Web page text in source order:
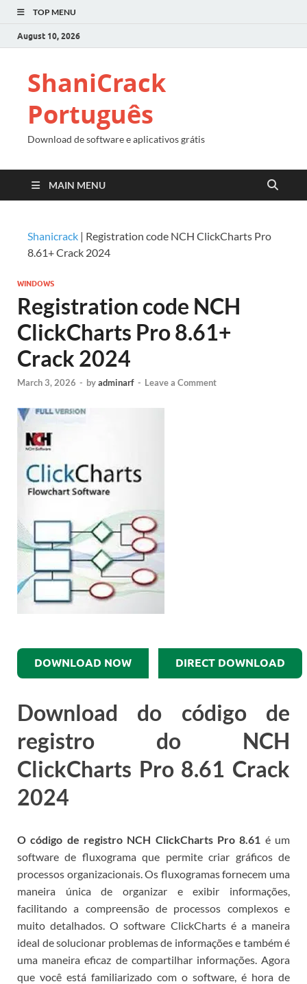
TOP MENU
August 10, 2026
ShaniCrack
Português
Download de software e aplicativos grátis
MAIN MENU
Shanicrack | Registration code NCH ClickCharts Pro
8.61+ Crack 2024
WINDOWS
Registration code NCH
ClickCharts Pro 8.61+
Crack 2024
March 3, 2026 - byadminarf - Leave a Comment
DOWNLOAD NOW DIRECT DOWNLOAD
Download do código de
registro do NCH
ClickCharts Pro 8.61 Crack
2024
O código de registro NCH ClickCharts Pro 8.61 é um
software de fluxograma que permite criar gráficos de
processos organizacionais.Os fluxogramas fornecem uma
maneira única de organizar e exibir informações,
facilitando a compreensão de processos complexos e
muito detalhados.O software ClickCharts é a maneira
ideal de solucionar problemas de informações e também é
uma maneira eficaz de compartilhar informações. Agora
que você está familiarizado com o software, é hora de